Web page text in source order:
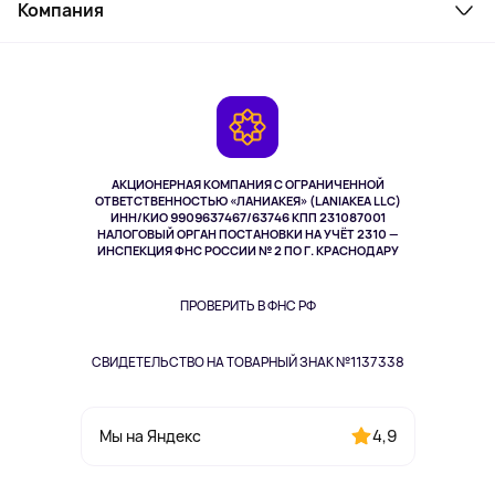
АКЦИОНЕРНАЯ КОМПАНИЯ С ОГРАНИЧЕННОЙ
ОТВЕТСТВЕННОСТЬЮ «ЛАНИАКЕЯ» (LANIAKEA LLC)
ИНН/КИО 9909637467/63746 КПП 231087001
НАЛОГОВЫЙ ОРГАН ПОСТАНОВКИ НА УЧЁТ 2310 —
ИНСПЕКЦИЯ ФНС РОССИИ № 2 ПО Г. КРАСНОДАРУ
ПРОВЕРИТЬ В ФНС РФ
СВИДЕТЕЛЬСТВО НА ТОВАРНЫЙ ЗНАК №1137338
Мы на Яндекс 4,9
Здоровье питомцев
Одежда и аксессуары
Как заказать
Компания